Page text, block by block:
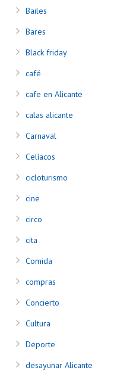
Bailes
Bares
Black friday
café
cafe en Alicante
calas alicante
Carnaval
Celíacos
cicloturismo
cine
circo
cita
Comida
compras
Concierto
Cultura
Deporte
desayunar Alicante